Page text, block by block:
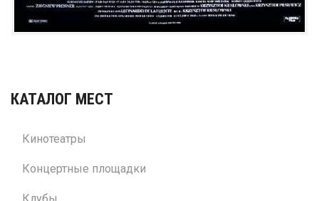
КАТАЛОГ МЕСТ
Кинотеатры
Концертные площадки